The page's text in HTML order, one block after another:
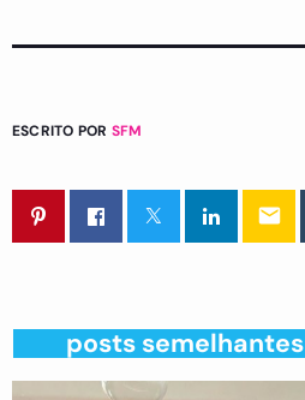
ESCRITO POR SFM
email
posts semelhantes